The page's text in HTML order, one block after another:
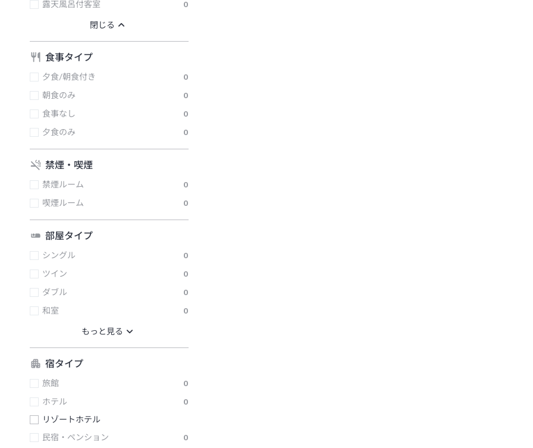
露天風呂付客室
0
食事タイプ
夕食/朝食付き
0
朝食のみ
0
食事なし
0
夕食のみ
0
禁煙・喫煙
禁煙ルーム
0
喫煙ルーム
0
部屋タイプ
シングル
0
ツイン
0
ダブル
0
和室
0
宿タイプ
旅館
0
ホテル
0
リゾートホテル
民宿・ペンション
0